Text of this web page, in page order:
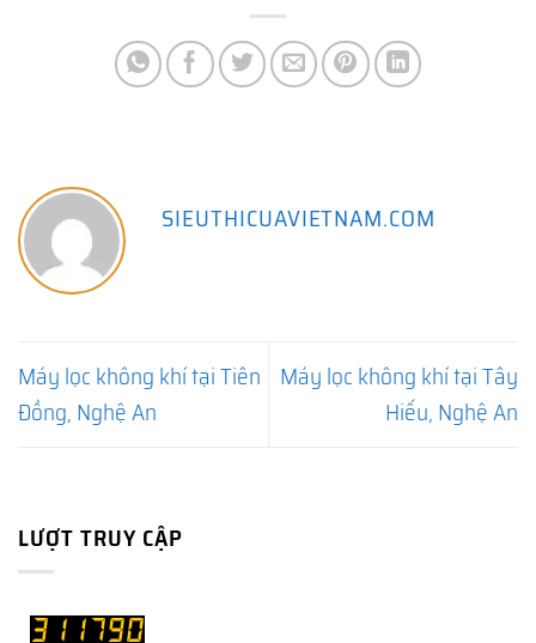
SIEUTHICUAVIETNAM.COM
Máy lọc không khí tại Tiên
Đồng, Nghệ An
Máy lọc không khí tại Tây
Hiếu, Nghệ An
LƯỢT TRUY CẬP